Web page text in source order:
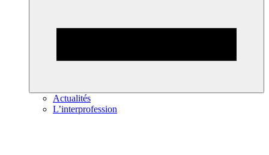
Actualités
L’interprofession